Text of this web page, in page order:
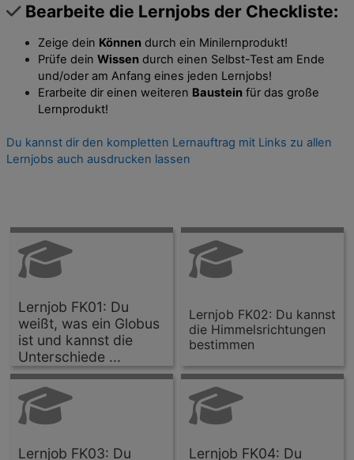
Bearbeite die Lernjobs der Checkliste:
Zeige dein Können durch ein Minilernprodukt!
Prüfe dein Wissen durch einen Selbst-Test am Ende
und/oder am Anfang eines jeden Lernjobs!
Erarbeite dir einen weiteren Baustein für das große
Lernprodukt!
Du kannst dir den kompletten Lernauftrag mit Links zu allen
Lernjobs auch ausdrucken lassen
Lernjob FK01: Du
weißt, was ein Globus
ist und kannst die
Unterschiede ...
Lernjob FK02: Du kannst
die Himmelsrichtungen
bestimmen
Lernjob FK03: Du
Lernjob FK04: Du